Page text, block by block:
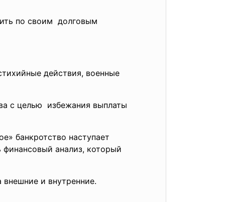
по своим долговым
действия, военные
с целью избежания выплаты
банкротство наступает
финансовый анализ, который
и внутренние.